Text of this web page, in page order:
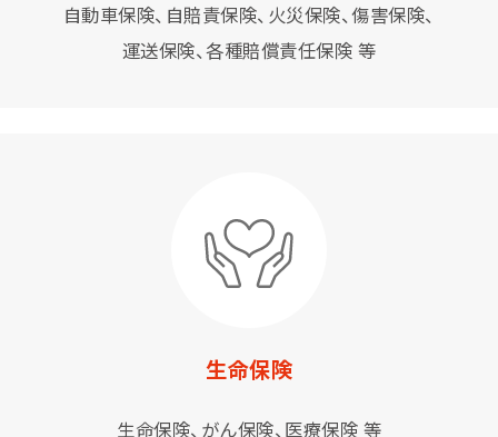
自動車保険、自賠責保険、火災保険、傷害保険、
運送保険、各種賠償責任保険 等
生命保険
生命保険、がん保険、医療保険 等